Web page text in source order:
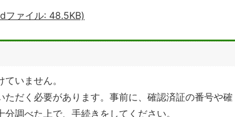
ファイル: 48.5KB)
いません。
だく必要があります。事前に、確認済証の番号や確
調べた上で、手続きをしてください。